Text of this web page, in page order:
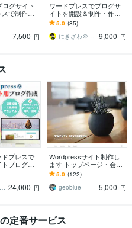
グサイト
で制作し
】アフ
グを最短
7,500 円
ワードプレスでブログサ
イトを開設＆制作・作成
します アフィリエイトブ
ログ初心者が広告収益を
得るための道筋も伝授！
5.0 (85)
にきざわ＠収益化できるブログサイト制作
9,000 円
プレスで
ブログ作
済・アド
料テーマ
もOK
こば＠8月7日～8月16日夏季休業 24,000 円
Wordpressサイト制作し
ます トップページ・会社
概要・お問い合わせフォ
ームの各ページ
5.0 (122)
geoblue
5,000 円
定番サービス